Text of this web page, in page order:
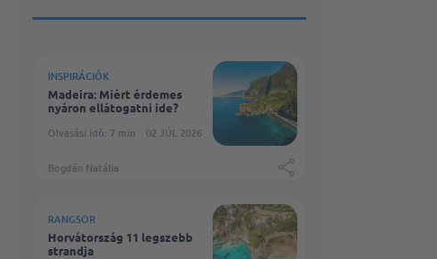
INSPIRÁCIÓK
Madeira: Miért érdemes
nyáron ellátogatni ide?
Olvasási idő: 7 min
02 JÚL 2026
Bogdán Natália
RANGSOR
Horvátország 11 legszebb
strandja